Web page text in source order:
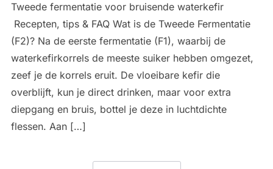
Tweede fermentatie voor bruisende waterkefir
Recepten, tips & FAQ Wat is de Tweede Fermentatie
(F2)? Na de eerste fermentatie (F1), waarbij de
waterkefirkorrels de meeste suiker hebben omgezet,
zeef je de korrels eruit. De vloeibare kefir die
overblijft, kun je direct drinken, maar voor extra
diepgang en bruis, bottel je deze in luchtdichte
flessen. Aan […]